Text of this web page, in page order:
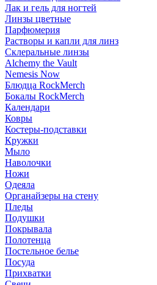
Лак и гель для ногтей
Линзы цветные
Парфюмерия
Растворы и капли для линз
Склеральные линзы
Alchemy the Vault
Nemesis Now
Блюдца RockMerch
Бокалы RockMerch
Календари
Ковры
Костеры-подставки
Кружки
Мыло
Наволочки
Ножи
Одеяла
Органайзеры на стену
Пледы
Подушки
Покрывала
Полотенца
Постельное белье
Посуда
Прихватки